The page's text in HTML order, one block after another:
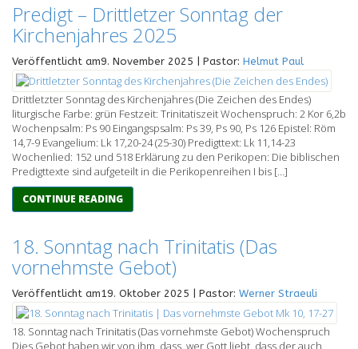
Predigt – Drittletzer Sonntag der
Kirchenjahres 2025
Veröffentlicht am9. November 2025 | Pastor: Helmut Paul
Drittletzter Sonntag des Kirchenjahres (Die Zeichen des Endes)
liturgische Farbe: grün Festzeit: Trinitatiszeit Wochenspruch: 2 Kor 6,2b
Wochenpsalm: Ps 90 Eingangspsalm: Ps 39, Ps 90, Ps 126 Epistel: Röm
14,7-9 Evangelium: Lk 17,20-24 (25-30) Predigttext: Lk 11,14-23
Wochenlied: 152 und 518 Erklärung zu den Perikopen: Die biblischen
Predigttexte sind aufgeteilt in die Perikopenreihen I bis […]
CONTINUE READING
18. Sonntag nach Trinitatis (Das
vornehmste Gebot)
Veröffentlicht am19. Oktober 2025 | Pastor: Werner Straeuli
18. Sonntag nach Trinitatis (Das vornehmste Gebot) Wochenspruch
Dies Gebot haben wir von ihm, dass, wer Gott liebt, dass der auch